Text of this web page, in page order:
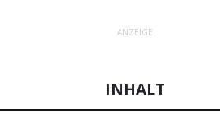
ANZEIGE
INHALT